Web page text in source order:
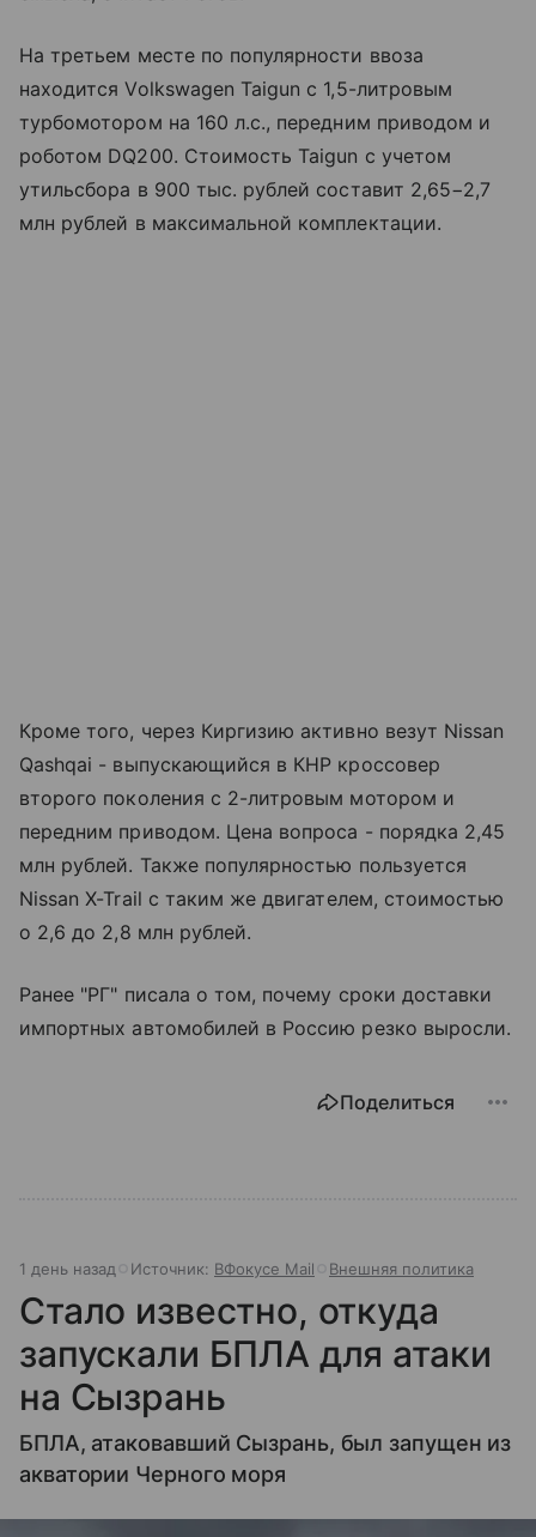
На третьем месте по популярности ввоза
находится Volkswagen Taigun с 1,5-литровым
турбомотором на 160 л.с., передним приводом и
роботом DQ200. Стоимость Taigun с учетом
утильсбора в 900 тыс. рублей составит 2,65−2,7
млн рублей в максимальной комплектации.
Кроме того, через Киргизию активно везут Nissan
Qashqai - выпускающийся в КНР кроссовер
второго поколения с 2-литровым мотором и
передним приводом. Цена вопроса - порядка 2,45
млн рублей. Также популярностью пользуется
Nissan X-Trail с таким же двигателем, стоимостью
о 2,6 до 2,8 млн рублей.
Ранее "РГ" писала о том, почему сроки доставки
импортных автомобилей в Россию резко выросли.
Поделиться
1 день назад Источник: ВФокусе Mail Внешняя политика
Стало известно, откуда
запускали БПЛА для атаки
на Сызрань
БПЛА, атаковавший Сызрань, был запущен из
акватории Черного моря